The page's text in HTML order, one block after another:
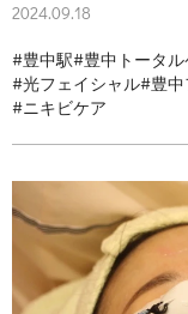
2024.09.18
#豊中駅#豊中トータ
#光フェイシャル#豊中
#ニキビケア